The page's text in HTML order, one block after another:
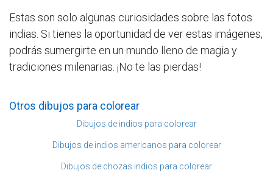
Estas son solo algunas curiosidades sobre las fotos
indias. Si tienes la oportunidad de ver estas imágenes,
podrás sumergirte en un mundo lleno de magia y
tradiciones milenarias. ¡No te las pierdas!
Otros dibujos para colorear
Dibujos de indios para colorear
Dibujos de indios americanos para colorear
Dibujos de chozas indios para colorear